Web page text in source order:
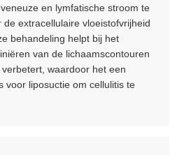
en lymfatische stroom te
extracellulaire vloeistofvrijheid
behandeling helpt bij het
van de lichaamscontouren
waardoor het een
voor liposuctie om cellulitis te